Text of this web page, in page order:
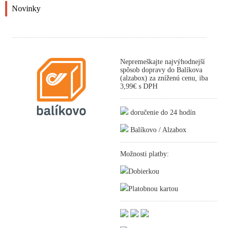
Novinky
Nepremeškajte najvýhodnejší
spôsob dopravy do Balíkova
(alzabox) za zníženú cenu, iba
3,99€ s DPH
doručenie do 24 hodín
Balíkovo / Alzabox
Možnosti platby:
Dobierkou
Platobnou kartou